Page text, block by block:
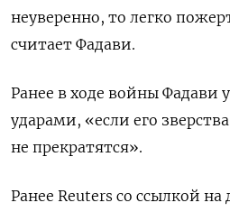
неуверенно, то легко
считает Фадави.
Ранее в ходе войны Фадави
ударами, «если его
не прекратятся».
Ранее Reuters со ссылкой на